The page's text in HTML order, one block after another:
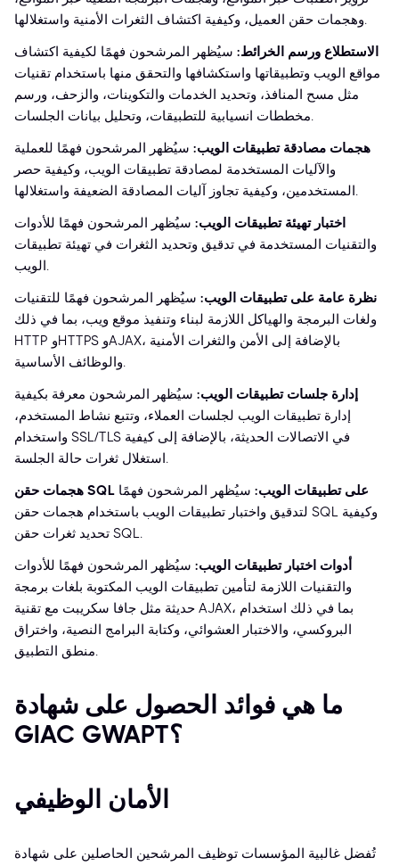
وهجمات حقن العميل، وكيفية اكتشاف الثغرات الأمنية واستغلالها.
الاستطلاع ورسم الخرائط: سيُظهر المرشحون فهمًا لكيفية اكتشاف
مواقع الويب وتطبيقاتها واستكشافها والتحقق منها باستخدام تقنيات
مثل مسح المنافذ، وتحديد الخدمات والتكوينات، والزحف، ورسم
مخططات انسيابية للتطبيقات، وتحليل بيانات الجلسات.
هجمات مصادقة تطبيقات الويب: سيُظهر المرشحون فهمًا للعملية
والآليات المستخدمة لمصادقة تطبيقات الويب، وكيفية حصر
المستخدمين، وكيفية تجاوز آليات المصادقة الضعيفة واستغلالها.
اختبار تهيئة تطبيقات الويب: سيُظهر المرشحون فهمًا للأدوات
والتقنيات المستخدمة في تدقيق وتحديد الثغرات في تهيئة تطبيقات
الويب.
نظرة عامة على تطبيقات الويب: سيُظهر المرشحون فهمًا للتقنيات
ولغات البرمجة والهياكل اللازمة لبناء وتنفيذ موقع ويب، بما في ذلك
HTTP وHTTPS وAJAX، بالإضافة إلى الأمن والثغرات الأمنية
والوظائف الأساسية.
إدارة جلسات تطبيقات الويب: سيُظهر المرشحون معرفة بكيفية
إدارة تطبيقات الويب لجلسات العملاء، وتتبع نشاط المستخدم،
واستخدام SSL/TLS في الاتصالات الحديثة، بالإضافة إلى كيفية
استغلال ثغرات حالة الجلسة.
هجمات حقن SQL على تطبيقات الويب: سيُظهر المرشحون فهمًا
لتدقيق واختبار تطبيقات الويب باستخدام هجمات حقن SQL وكيفية
تحديد ثغرات حقن SQL.
أدوات اختبار تطبيقات الويب: سيُظهر المرشحون فهمًا للأدوات
والتقنيات اللازمة لتأمين تطبيقات الويب المكتوبة بلغات برمجة
حديثة مثل جافا سكريبت مع تقنية AJAX، بما في ذلك استخدام
البروكسي، والاختبار العشوائي، وكتابة البرامج النصية، واختراق
منطق التطبيق.
ما هي فوائد الحصول على شهادة
GIAC GWAPT؟
الأمان الوظيفي
تُفضل غالبية المؤسسات توظيف المرشحين الحاصلين على شهادة